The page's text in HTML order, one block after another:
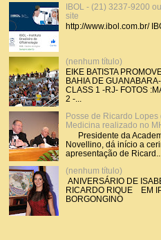
IBOL - (21) 3237-9200
site
http://www.ibol.com.br/
(nenhum título)
EIKE BATISTA
BAHIA DE
CLASS 1 -RJ- FOTOS
2 -...
Posse de Ricardo
Medicina realizado no
Presidente da
Novellino, dá início a
apresentação de Ricard...
(nenhum título)
ANIVERSÁRIO DE
RICARDO RIQUE EM